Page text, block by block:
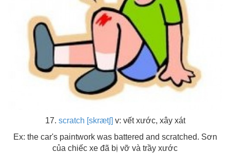
17. scratch [skræt∫] v: vết xước, xây xát
Ex: the car's paintwork was battered and scratched. Sơn
của chiếc xe đã bị vỡ và trầy xước